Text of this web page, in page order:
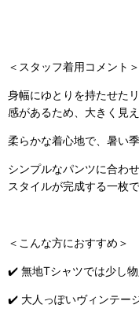
＜スタッフ着用コメント＞
身幅にゆとりを持たせた
感があるため、大きく見
柔らかな着心地で、暑い季
シンプルなパンツに合わ
スタイルが完成する一枚で
＜こんな方におすすめ＞
✔️ 無地Tシャツでは少し
✔️ 大人っぽいヴィンテー